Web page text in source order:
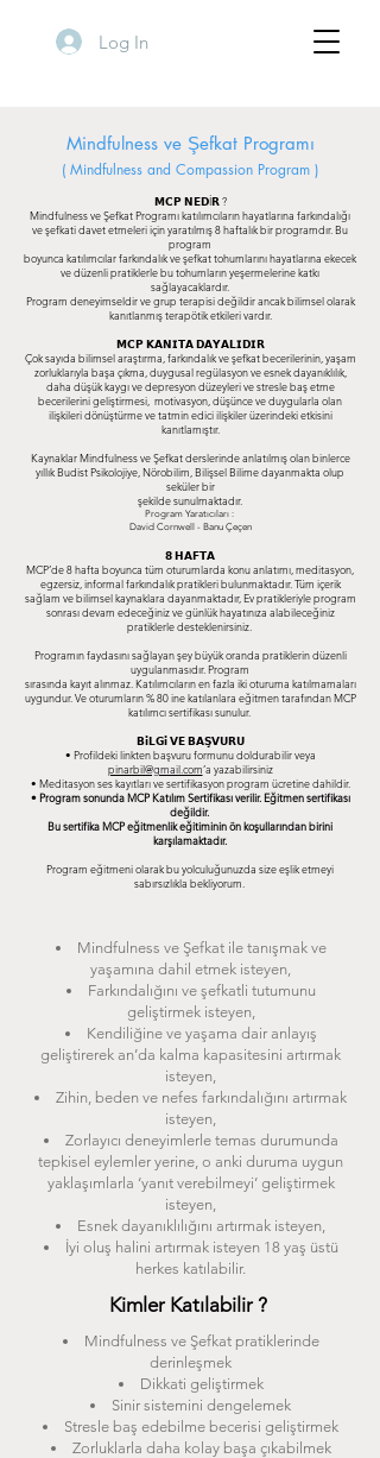
Log In
Mindfulness ve Şefkat Programı
( Mindfulness and Compassion Program )
𝗠𝗖𝗣 𝗡𝗘𝗗İ𝗥 ?
Mindfulness ve Şefkat Programı katılımcıların hayatlarına farkındalığı
ve şefkati davet etmeleri için yaratılmış 8 haftalık bir programdır. Bu
program
boyunca katılımcılar farkındalık ve şefkat tohumlarını hayatlarına ekecek
ve düzenli pratiklerle bu tohumların yeşermelerine katkı
sağlayacaklardır.
Program deneyimseldir ve grup terapisi değildir ancak bilimsel olarak
kanıtlanmış terapötik etkileri vardır.
𝗠𝗖𝗣 𝗞𝗔𝗡𝗜𝗧𝗔 𝗗𝗔𝗬𝗔𝗟𝗜𝗗𝗜𝗥
Çok sayıda bilimsel araştırma, farkındalık ve şefkat becerilerinin, yaşam
zorluklarıyla başa çıkma, duygusal regülasyon ve esnek dayanıklılık,
daha düşük kaygı ve depresyon düzeyleri ve stresle baş etme
becerilerini geliştirmesi, motivasyon, düşünce ve duygularla olan
ilişkileri dönüştürme ve tatmin edici ilişkiler üzerindeki etkisini
kanıtlamıştır.
Kaynaklar Mindfulness ve Şefkat derslerinde anlatılmış olan binlerce
yıllık Budist Psikolojiye, Nörobilim, Bilişsel Bilime dayanmakta olup
seküler bir
şekilde sunulmaktadır.
Program Yaratıcıları :
David Cornwell - Banu Çeçen
𝟴 𝗛𝗔𝗙𝗧𝗔
MCP’de 8 hafta boyunca tüm oturumlarda konu anlatımı, meditasyon,
egzersiz, informal farkındalık pratikleri bulunmaktadır. Tüm içerik
sağlam ve bilimsel kaynaklara dayanmaktadır, Ev pratikleriyle program
sonrası devam edeceğiniz ve günlük hayatınıza alabileceğiniz
pratiklerle desteklenirsiniz.
Programın faydasını sağlayan şey büyük oranda pratiklerin düzenli
uygulanmasıdır. Program
sırasında kayıt alınmaz. Katılımcıların en fazla iki oturuma katılmamaları
uygundur. Ve oturumların % 80 ine katılanlara eğitmen tarafından MCP
katılımcı sertifikası sunulur.
𝗕𝗶𝗟𝗚𝗶 𝗩𝗘 𝗕𝗔𝗦̧𝗩𝗨𝗥𝗨
• Profildeki linkten başvuru formunu doldurabilir veya
pinarbil@gmail.com’a yazabilirsiniz
• Meditasyon ses kayıtları ve sertifikasyon program ücretine dahildir.
• Program sonunda MCP Katılım Sertifikası verilir. Eğitmen sertifikası
değildir.
Bu sertifika MCP eğitmenlik eğitiminin ön koşullarından birini
karşılamaktadır.
Program eğitmeni olarak bu yolculuğunuzda size eşlik etmeyi
sabırsızlıkla bekliyorum.
Mindfulness ve Şefkat ile tanışmak ve
yaşamına dahil etmek isteyen,
Farkındalığını ve şefkatli tutumunu
geliştirmek isteyen,
Kendiliğine ve yaşama dair anlayış
geliştirerek an’da kalma kapasitesini artırmak
isteyen,
Zihin, beden ve nefes farkındalığını artırmak
isteyen,
Zorlayıcı deneyimlerle temas durumunda
tepkisel eylemler yerine, o anki duruma uygun
yaklaşımlarla ‘yanıt verebilmeyi’ geliştirmek
isteyen,
Esnek dayanıklılığını artırmak isteyen,
İyi oluş halini artırmak isteyen 18 yaş üstü
herkes katılabilir.
Kimler Katılabilir ?
Mindfulness ve Şefkat pratiklerinde
derinleşmek
Dikkati geliştirmek
Sinir sistemini dengelemek
Stresle baş edebilme becerisi geliştirmek
Zorluklarla daha kolay başa çıkabilmek